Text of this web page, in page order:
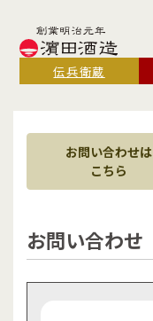
伝兵衛蔵
お問い合わせは
こちら
お問い合わせ